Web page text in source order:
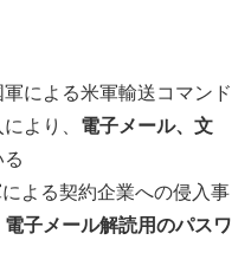
による米軍輸送コマンド
より、 電子メール、文
る
よる契約企業への侵入事
子メール解読用のパスワ